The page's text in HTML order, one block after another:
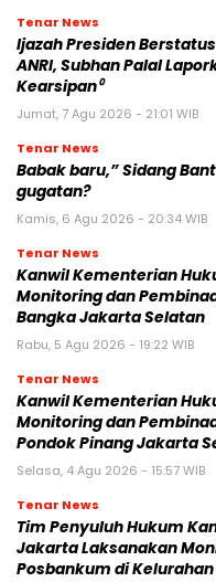
Tenar News
Ijazah Presiden
ANRI, Subhan Palal
Kearsipan⁰
Jumat, 7 Agu 2026 - 21:01 WIB
Tenar News
Babak baru,” Sidang
gugatan?
Kamis, 6 Agu 2026 - 20:34 WIB
Tenar News
Kanwil Kementerian
Monitoring dan
Bangka Jakarta Selatan
Rabu, 5 Agu 2026 - 19:22 WIB
Tenar News
Kanwil Kementerian
Monitoring dan
Pondok Pinang Jakarta
Selasa, 4 Agu 2026 - 15:57 WIB
Tenar News
Tim Penyuluh Hukum
Jakarta Laksanakan
Posbankum di